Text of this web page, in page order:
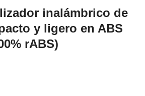
inalámbrico de
y ligero en ABS
rABS)